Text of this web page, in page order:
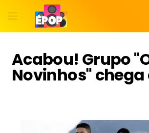
Acabou! Grupo
Novinhos"